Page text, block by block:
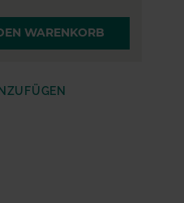
WARENKORB